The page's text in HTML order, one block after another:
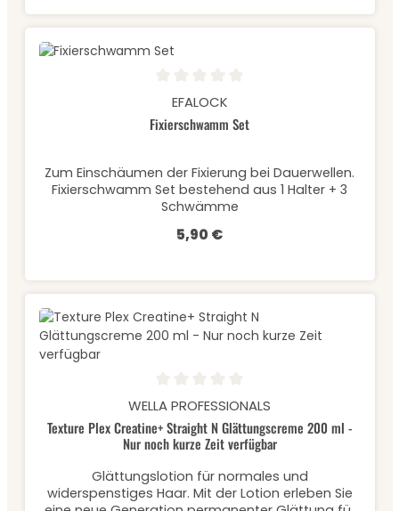
Durchschnittliche Bewertung von 0 von 5 Sternen
EFALOCK
Fixierschwamm Set
Zum Einschäumen der Fixierung bei Dauerwellen.
Fixierschwamm Set bestehend aus 1 Halter + 3
Schwämme
Regulärer Preis:
5,90 €
Durchschnittliche Bewertung von 0 von 5 Sternen
WELLA PROFESSIONALS
Texture Plex Creatine+ Straight N Glättungscreme 200 ml -
Nur noch kurze Zeit verfügbar
Glättungslotion für normales und
widerspenstiges Haar. Mit der Lotion erleben Sie